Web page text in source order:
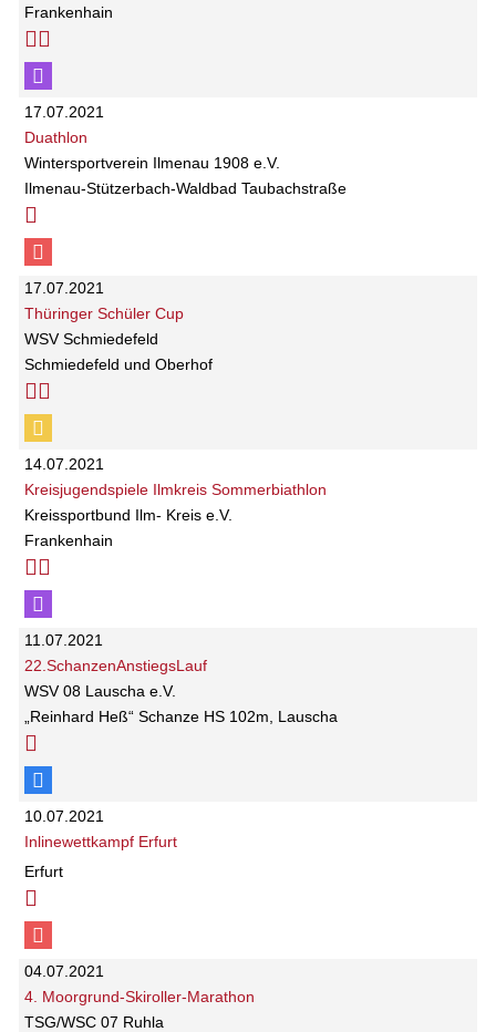
Frankenhain
17.07.2021
Duathlon
Wintersportverein Ilmenau 1908 e.V.
Ilmenau-Stützerbach-Waldbad Taubachstraße
17.07.2021
Thüringer Schüler Cup
WSV Schmiedefeld
Schmiedefeld und Oberhof
14.07.2021
Kreisjugendspiele Ilmkreis Sommerbiathlon
Kreissportbund Ilm- Kreis e.V.
Frankenhain
11.07.2021
22.SchanzenAnstiegsLauf
WSV 08 Lauscha e.V.
„Reinhard Heß“ Schanze HS 102m, Lauscha
10.07.2021
Inlinewettkampf Erfurt
Erfurt
04.07.2021
4. Moorgrund-Skiroller-Marathon
TSG/WSC 07 Ruhla